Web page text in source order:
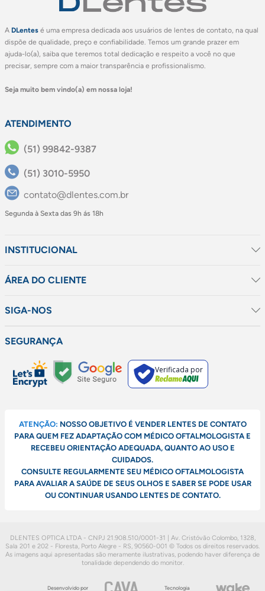
A DLentes é uma empresa dedicada aos usuários de lentes de contato, na qual
dispõe de qualidade, preço e confiabilidade. Temos um grande prazer em
ajuda-lo(a), saiba que teremos total dedicação e respeito a você no que
precisar, sempre com a maior transparência e profissionalismo.
Seja muito bem vindo(a) em nossa loja!
ATENDIMENTO
(51) 99842-9387
(51) 3010-5950
contato@dlentes.com.br
Segunda à Sexta das 9h ás 18h
INSTITUCIONAL
ÁREA DO CLIENTE
SIGA-NOS
SEGURANÇA
Verificada por
ATENÇÃO: NOSSO OBJETIVO É VENDER LENTES DE CONTATO
PARA QUEM FEZ ADAPTAÇÃO COM MÉDICO OFTALMOLOGISTA E
RECEBEU ORIENTAÇÃO ADEQUADA, QUANTO AO USO E
CUIDADOS.
CONSULTE REGULARMENTE SEU MÉDICO OFTALMOLOGISTA
PARA AVALIAR A SAÚDE DE SEUS OLHOS E SABER SE PODE USAR
OU CONTINUAR USANDO LENTES DE CONTATO.
DLENTES OPTICA LTDA - CNPJ 21.908.510/0001-31 | Av. Cristóvão Colombo, 1328,
Sala 201 e 202 - Floresta, Porto Alegre - RS, 90560-001 © Todos os direitos reservados.
As imagens aqui apresentadas são meramente ilustrativas, podendo haver diferença de
tonalidade dependendo do monitor.
Desenvolvido por Tecnologia